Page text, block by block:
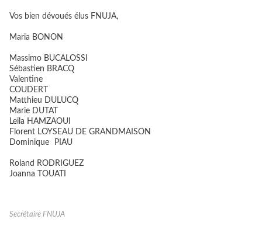
Vos bien dévoués élus FNUJA,
Maria BONON
Massimo BUCALOSSI
Sébastien BRACQ
Valentine
COUDERT
Matthieu DULUCQ
Marie DUTAT
Leila HAMZAOUI
Florent LOYSEAU DE GRANDMAISON
Dominique PIAU
Roland RODRIGUEZ
Joanna TOUATI
Secrétaire FNUJA